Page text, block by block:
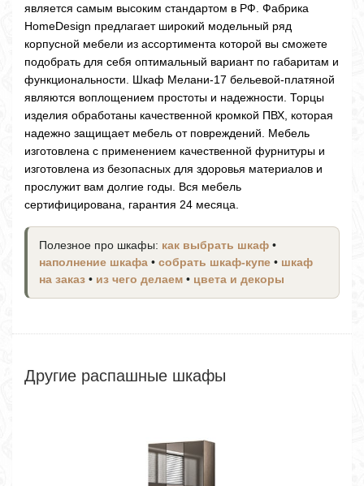
является самым высоким стандартом в РФ. Фабрика
HomeDesign предлагает широкий модельный ряд
корпусной мебели из ассортимента которой вы сможете
подобрать для себя оптимальный вариант по габаритам и
функциональности. Шкаф Мелани-17 бельевой-платяной
являются воплощением простоты и надежности. Торцы
изделия обработаны качественной кромкой ПВХ, которая
надежно защищает мебель от повреждений. Мебель
изготовлена с применением качественной фурнитуры и
изготовлена из безопасных для здоровья материалов и
прослужит вам долгие годы. Вся мебель
сертифицирована, гарантия 24 месяца.
Полезное про шкафы: как выбрать шкаф •
наполнение шкафа • собрать шкаф-купе • шкаф
на заказ • из чего делаем • цвета и декоры
Другие распашные шкафы